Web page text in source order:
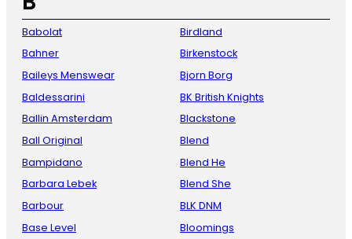
Babolat
Bahner
Baileys Menswear
Baldessarini
Ballin Amsterdam
Ball Original
Bampidano
Barbara Lebek
Barbour
Base Level
Birdland
Birkenstock
Bjorn Borg
BK British Knights
Blackstone
Blend
Blend He
Blend She
BLK DNM
Bloomings